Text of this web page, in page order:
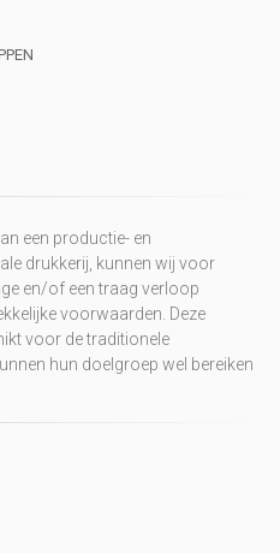
een productie- en
drukkerij, kunnen wij voor
en/of een traag verloop
voorwaarden. Deze
voor de traditionele
hun doelgroep wel bereiken